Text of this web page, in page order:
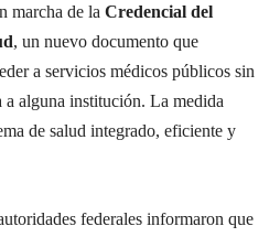
marcha de la Credencial del
, un nuevo documento que
a servicios médicos públicos sin
alguna institución. La medida
de salud integrado, eficiente y
federales informaron que